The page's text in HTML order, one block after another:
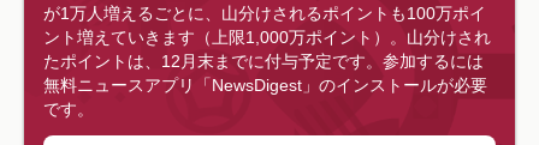
が1万人増えるごとに、山分けされるポイントも100万ポイ
ント増えていきます（上限1,000万ポイント）。山分けされ
たポイントは、12月末までに付与予定です。 参加するには
無料ニュースアプリ「NewsDigest」のインストールが必要
です。